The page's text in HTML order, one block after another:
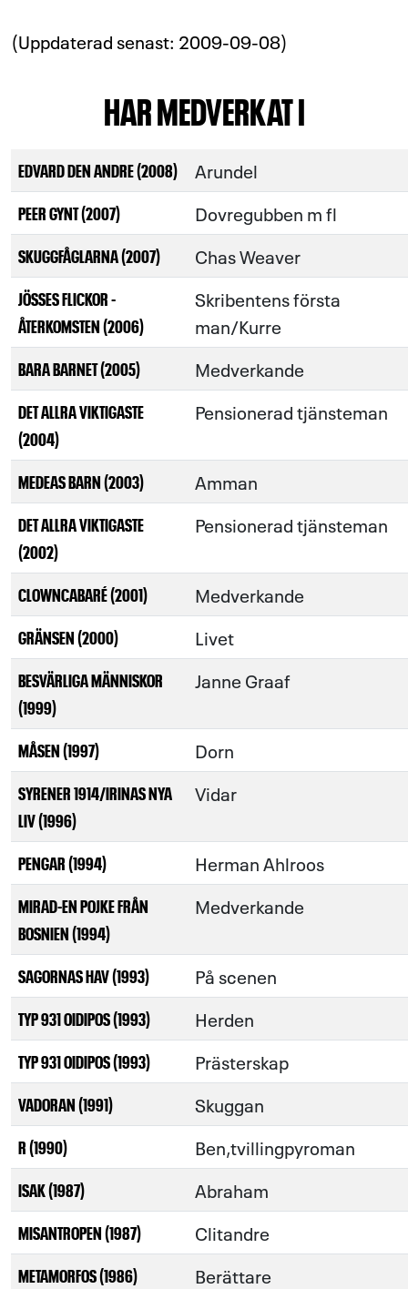
(Uppdaterad senast: 2009-09-08)
HAR MEDVERKAT I
EDVARD DEN ANDRE (2008) Arundel
PEER GYNT (2007) Dovregubben m fl
SKUGGFÅGLARNA (2007) Chas Weaver
JÖSSES FLICKOR -
ÅTERKOMSTEN (2006)
Skribentens första
man/Kurre
BARA BARNET (2005) Medverkande
DET ALLRA VIKTIGASTE
(2004)
Pensionerad tjänsteman
MEDEAS BARN (2003) Amman
DET ALLRA VIKTIGASTE
(2002)
Pensionerad tjänsteman
CLOWNCABARÉ (2001) Medverkande
GRÄNSEN (2000) Livet
BESVÄRLIGA MÄNNISKOR
(1999)
Janne Graaf
MÅSEN (1997) Dorn
SYRENER 1914/IRINAS NYA
LIV (1996)
Vidar
PENGAR (1994) Herman Ahlroos
MIRAD-EN POJKE FRÅN
BOSNIEN (1994)
Medverkande
SAGORNAS HAV (1993) På scenen
TYP 931 OIDIPOS (1993) Herden
TYP 931 OIDIPOS (1993) Prästerskap
VADORAN (1991) Skuggan
R (1990) Ben,tvillingpyroman
ISAK (1987) Abraham
MISANTROPEN (1987) Clitandre
METAMORFOS (1986) Berättare